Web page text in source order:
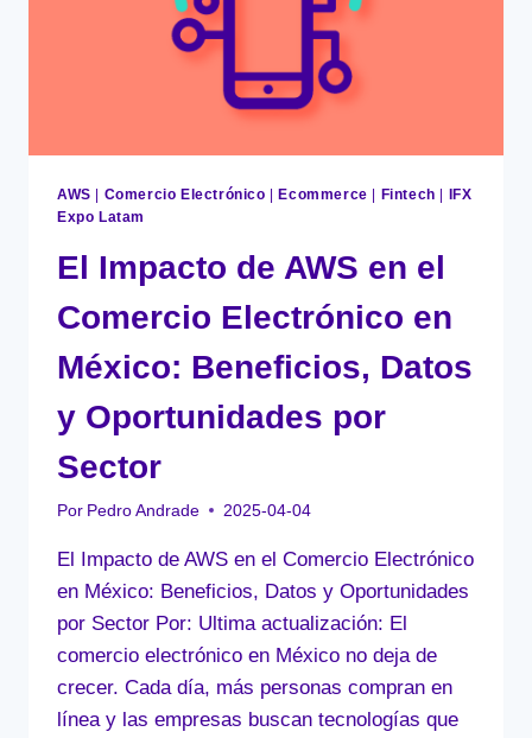
AWS | Comercio Electrónico |Ecommerce | Fintech | IFX
Expo Latam
El Impacto de AWS en el
Comercio Electrónico en
México: Beneficios, Datos
y Oportunidades por
Sector
Por Pedro Andrade 2025-04-04
El Impacto de AWS en el Comercio Electrónico
en México: Beneficios, Datos y Oportunidades
por Sector Por: Ultima actualización: El
comercio electrónico en México no deja de
crecer. Cada día, más personas compran en
línea y las empresas buscan tecnologías que